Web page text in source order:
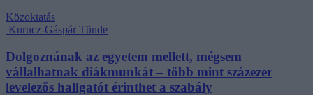
Közoktatás
Kurucz-Gáspár Tünde
Dolgoznának az egyetem mellett, mégsem
vállalhatnak diákmunkát – több mint százezer
levelezős hallgatót érinthet a szabály